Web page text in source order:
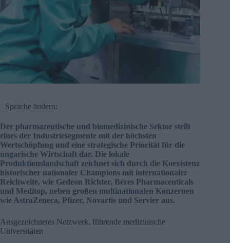
Sprache ändern:
Der pharmazeutische und biomedizinische Sektor stellt
eines der Industriesegmente mit der höchsten
Wertschöpfung und eine strategische Priorität für die
ungarische Wirtschaft dar. Die lokale
Produktionslandschaft zeichnet sich durch die Koexistenz
historischer nationaler Champions mit internationaler
Reichweite, wie Gedeon Richter, Béres Pharmaceuticals
und Meditop, neben großen multinationalen Konzernen
wie AstraZeneca, Pfizer, Novartis und Servier aus.
Ausgezeichnetes Netzwerk, führende medizinische
Universitäten